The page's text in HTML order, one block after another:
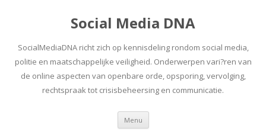
Social Media DNA
SocialMediaDNA richt zich op kennisdeling rondom social media,
politie en maatschappelijke veiligheid. Onderwerpen vari?ren van
de online aspecten van openbare orde, opsporing, vervolging,
rechtspraak tot crisisbeheersing en communicatie.
Menu Spring
inhoud